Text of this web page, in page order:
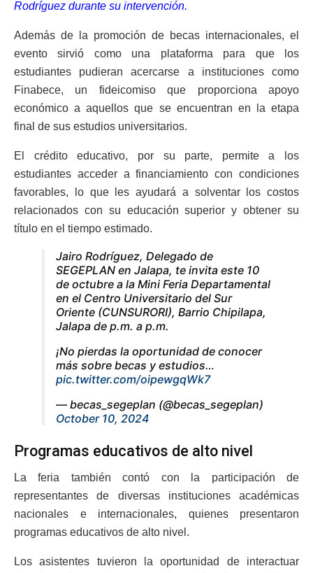
Rodríguez durante su intervención.
Además de la promoción de becas internacionales, el
evento sirvió como una plataforma para que los
estudiantes pudieran acercarse a instituciones como
Finabece, un fideicomiso que proporciona apoyo
económico a aquellos que se encuentran en la etapa
final de sus estudios universitarios.
El crédito educativo, por su parte, permite a los
estudiantes acceder a financiamiento con condiciones
favorables, lo que les ayudará a solventar los costos
relacionados con su educación superior y obtener su
título en el tiempo estimado.
Jairo Rodríguez, Delegado de
SEGEPLAN en Jalapa, te invita este 10
de octubre a la Mini Feria Departamental
en el Centro Universitario del Sur
Oriente (CUNSURORI), Barrio Chipilapa,
Jalapa de p.m. a p.m.
¡No pierdas la oportunidad de conocer
más sobre becas y estudios…
pic.twitter.com/oipewgqWk7
— becas_segeplan (@becas_segeplan)
October 10, 2024
Programas educativos de alto nivel
La feria también contó con la participación de
representantes de diversas instituciones académicas
nacionales e internacionales, quienes presentaron
programas educativos de alto nivel.
Los asistentes tuvieron la oportunidad de interactuar